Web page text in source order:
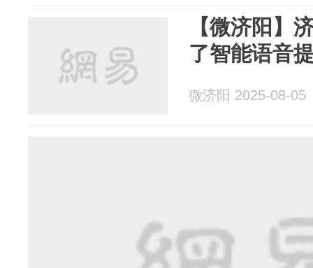
【微济阳】
了智能语音
微济阳 2025-08-05